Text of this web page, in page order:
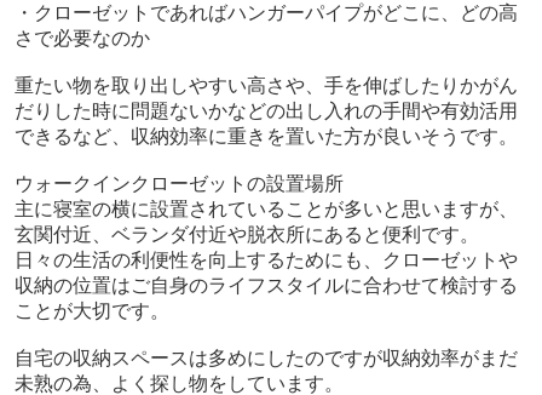
・クローゼットであればハンガーパイプがどこに、どの高
さで必要なのか
重たい物を取り出しやすい高さや、手を伸ばしたりかがん
だりした時に問題ないかなどの出し入れの手間や有効活用
できるなど、収納効率に重きを置いた方が良いそうです。
ウォークインクローゼットの設置場所
主に寝室の横に設置されていることが多いと思いますが、
玄関付近、ベランダ付近や脱衣所にあると便利です。
日々の生活の利便性を向上するためにも、クローゼットや
収納の位置はご自身のライフスタイルに合わせて検討する
ことが大切です。
自宅の収納スペースは多めにしたのですが収納効率がまだ
未熟の為、よく探し物をしています。